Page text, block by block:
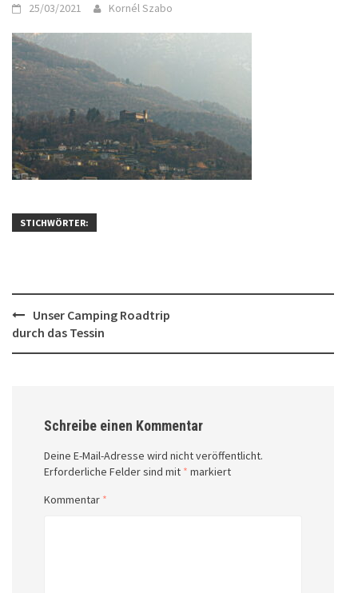
25/03/2021 Kornél Szabo
STICHWÖRTER:
Post
navigation
Unser Camping Roadtrip
durch das Tessin
Schreibe einen Kommentar
Deine E-Mail-Adresse wird nicht veröffentlicht.
Erforderliche Felder sind mit * markiert
Kommentar *